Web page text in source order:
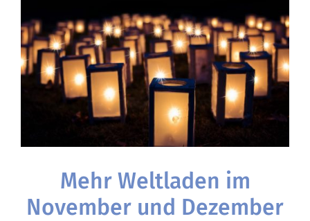
Mehr Weltladen im
November und Dezember